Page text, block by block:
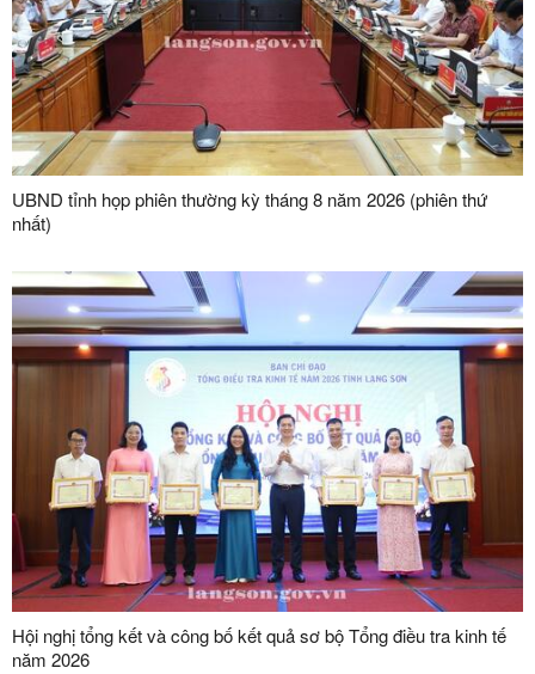
UBND tỉnh họp phiên thường kỳ tháng 8 năm 2026 (phiên thứ
nhất)
Hội nghị tổng kết và công bố kết quả sơ bộ Tổng điều tra kinh tế
năm 2026